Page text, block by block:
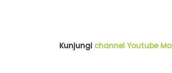
Kunjungi channel Youtube